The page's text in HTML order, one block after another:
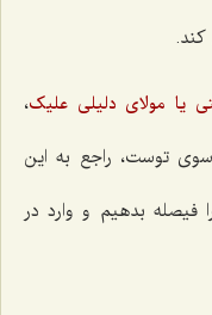
یا مولای دلیلی علیک،
توست، راجع به این
بدهیم و وارد در